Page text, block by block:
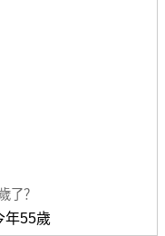
了？
年55歲